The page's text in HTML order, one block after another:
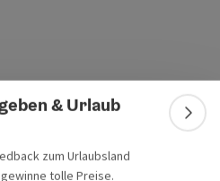
& Urlaub
zum Urlaubsland
tolle Preise.